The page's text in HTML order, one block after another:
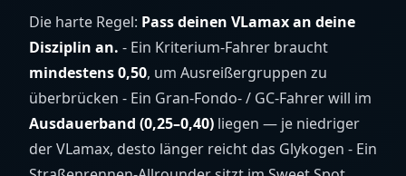
Die harte Regel: Pass deinen VLamax an deine
Disziplin an. - Ein Kriterium-Fahrer braucht
mindestens 0,50, um Ausreißergruppen zu
überbrücken - Ein Gran-Fondo- / GC-Fahrer will im
Ausdauerband (0,25–0,40) liegen — je niedriger
der VLamax, desto länger reicht das Glykogen - Ein